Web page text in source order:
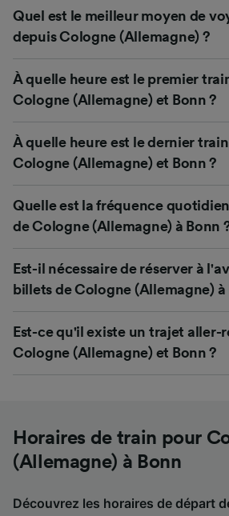
Quel est le meilleur moyen de
depuis Cologne (Allemagne) ?
À quelle heure est le premier
Cologne (Allemagne) et Bonn ?
À quelle heure est le dernier
Cologne (Allemagne) et Bonn ?
Quelle est la fréquence
de Cologne (Allemagne) à Bonn
Est-il nécessaire de réserver à
billets de Cologne (Allemagne) à
Est-ce qu'il existe un trajet aller-
Cologne (Allemagne) et Bonn ?
Horaires de train pour
(Allemagne) à Bonn
Découvrez les horaires de départ